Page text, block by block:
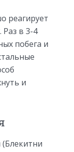
реагирует
в 3-4
побега и
и